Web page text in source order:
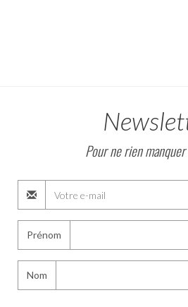
Pour ne rien manquer
Prénom
Nom